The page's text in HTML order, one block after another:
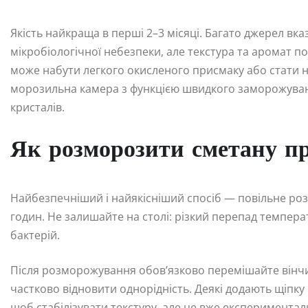
Якість найкраща в перші 2–3 місяці. Багато джерел
мікробіологічної небезпеки, але текстура та аромат
може набути легкого окисленого присмаку або
морозильна камера з функцією швидкого
кристалів.
Як розморозити сметану
Найбезпечніший і найякісніший спосіб — повільне
годин. Не залишайте на столі: різкий перепад
бактерій.
Після розморожування обов’язково перемішайте
частково відновити однорідність. Деякі додають